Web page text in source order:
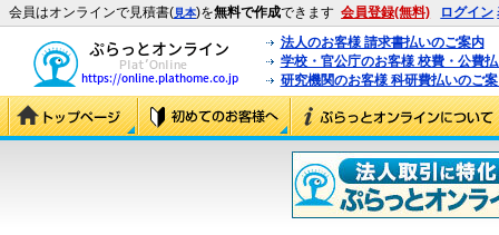
会員はオンラインで見積書(見本)を無料で作成できます 会員登録(無料) ログイン
法人のお客様 請求書払いのご案内
学校・官公庁のお客様 校費・公費
研究機関のお客様 科研費払いのご